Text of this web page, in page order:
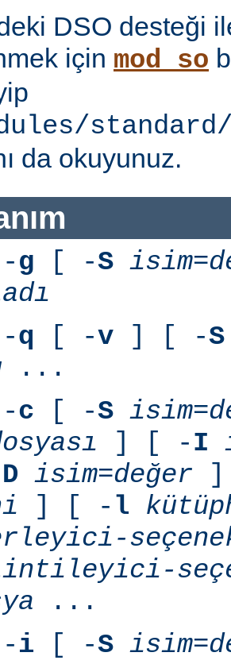
DSO desteği
için mod_so
standard/
da okuyunuz.
-g [ -S
-q [ -v ] [ -S
...
-c [ -S
] [ -I
D isim=değer ]
] [ - l
...
-i [ -S